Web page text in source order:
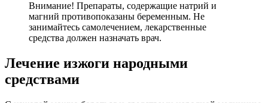
Внимание! Препараты, содержащие натрий и
магний противопоказаны беременным. Не
занимайтесь самолечением, лекарственные
средства должен назначать врач.
Лечение изжоги народными
средствами